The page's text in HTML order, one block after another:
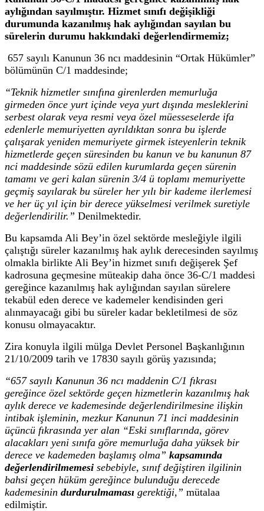
aylığından sayılmıştır. Hizmet sınıfı değişikliği
durumunda kazanılmış hak aylığından sayılan bu
sürelerin durumu hakkındaki değerlendirmemiz;
657 sayılı Kanunun 36 ncı maddesinin “Ortak Hükümler”
bölümünün C/1 maddesinde;
“Teknik hizmetler sınıfına girenlerden memurluğa
girmeden önce yurt içinde veya yurt dışında mesleklerini
serbest olarak veya resmi veya özel müesseselerde ifa
edenlerle memuriyetten ayrıldıktan sonra bu işlerde
çalışarak yeniden memuriyete girmek isteyenlerin teknik
hizmetlerde geçen süresinden bu kanun ve bu kanunun 87
nci maddesinde sözü edilen kurumlarda geçen sürenin
tamamı ve geri kalan sürenin 3/4 ü toplamı memuriyette
geçmiş sayılarak bu süreler her yılı bir kademe ilerlemesi
ve her üç yıl için bir derece yükselmesi verilmek suretiyle
değerlendirilir.” Denilmektedir.
Bu kapsamda Ali Bey’in özel sektörde mesleğiyle ilgili
çalıştığı süreler kazanılmış hak aylık derecesinden sayılmış
olmakla birlikte Ali Bey’in hizmet sınıfı değişerek Şef
kadrosuna geçmesine müteakip daha önce 36-C/1 maddesi
gereğince kazanılmış hak aylığından sayılan sürelere
tekabül eden derece ve kademeler kendisinden geri
alınmayacağı gibi bu süreler kadar bekletilmesi de söz
konusu olmayacaktır.
Zira konuyla ilgili mülga Devlet Personel Başkanlığının
21/10/2009 tarih ve 17830 sayılı görüş yazısında;
“657 sayılı Kanunun 36 ncı maddenin C/1 fıkrası
gereğince özel sektörde geçen hizmetlerin kazanılmış hak
aylık derece ve kademesinde değerlendirilmesine ilişkin
intibak işleminin, mezkur Kanunun 71 inci maddesinin
üçüncü fıkrasında yer alan “Eski sınıflarında, görev
alacakları yeni sınıfa göre memurluğa daha yüksek bir
derece ve kademeden başlamış olma” kapsamında
değerlendirilmemesi sebebiyle, sınıf değiştiren ilgilinin
bahsi geçen hüküm gereğince bulunduğu derecede
kademesinin durdurulmaması gerektiği,” mütalaa
edilmiştir.